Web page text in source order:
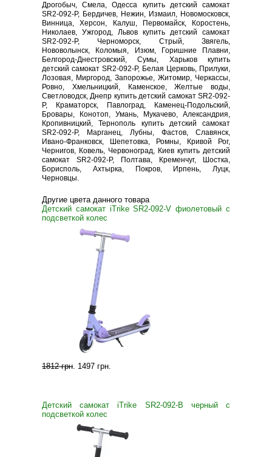
Дрогобыч, Смела, Одесса купить детский самокат
SR2-092-P, Бердичев, Нежин, Измаил, Новомосковск,
Винница, Херсон, Калуш, Первомайск, Коростень,
Николаев, Ужгород, Львов купить детский самокат
SR2-092-P, Черноморск, Стрый, Звягель,
Нововолынск, Коломыя, Изюм, Горишние Плавни,
Белгород-Днестровский, Сумы, Харьков купить
детский самокат SR2-092-P, Белая Церковь, Прилуки,
Лозовая, Миргород, Запорожье, Житомир, Черкассы,
Ровно, Хмельницкий, Каменское, Желтые воды,
Светловодск, Днепр купить детский самокат SR2-092-
P, Краматорск, Павлоград, Каменец-Подольский,
Бровары, Конотоп, Умань, Мукачево, Александрия,
Кропивницкий, Тернополь купить детский самокат
SR2-092-P, Марганец, Лубны, Фастов, Славянск,
Ивано-Франковск, Шепетовка, Ромны, Кривой Рог,
Чернигов, Ковель, Червоноград, Киев купить детский
самокат SR2-092-P, Полтава, Кременчуг, Шостка,
Борисполь, Ахтырка, Покров, Ирпень, Луцк,
Черновцы.
Другие цвета данного товара
Детский самокат iTrike SR2-092-V фиолетовый с
подсветкой колес
1812 грн. 1497 грн.
Детский самокат iTrike SR2-092-B черный с
подсветкой колес